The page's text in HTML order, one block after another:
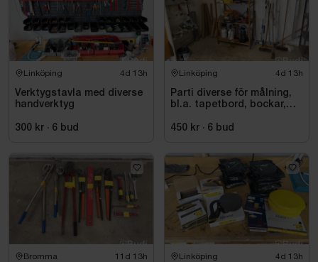
Linköping 4d 13h
Verktygstavla med diverse
handverktyg
300 kr · 6 bud
Linköping 4d 13h
Parti diverse för målning,
bl.a. tapetbord, bockar,
redskap
450 kr · 6 bud
Bromma 11d 13h Linköping 4d 13h